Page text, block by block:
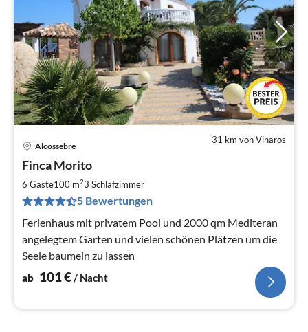
31 km von Vinaros
Alcossebre
Finca Morito
6 Gäste100 m23 Schlafzimmer
5 Bewertungen
Ferienhaus mit privatem Pool und 2000 qm Mediteran
angelegtem Garten und vielen schönen Plätzen um die
Seele baumeln zu lassen
ab 101€/ Nacht